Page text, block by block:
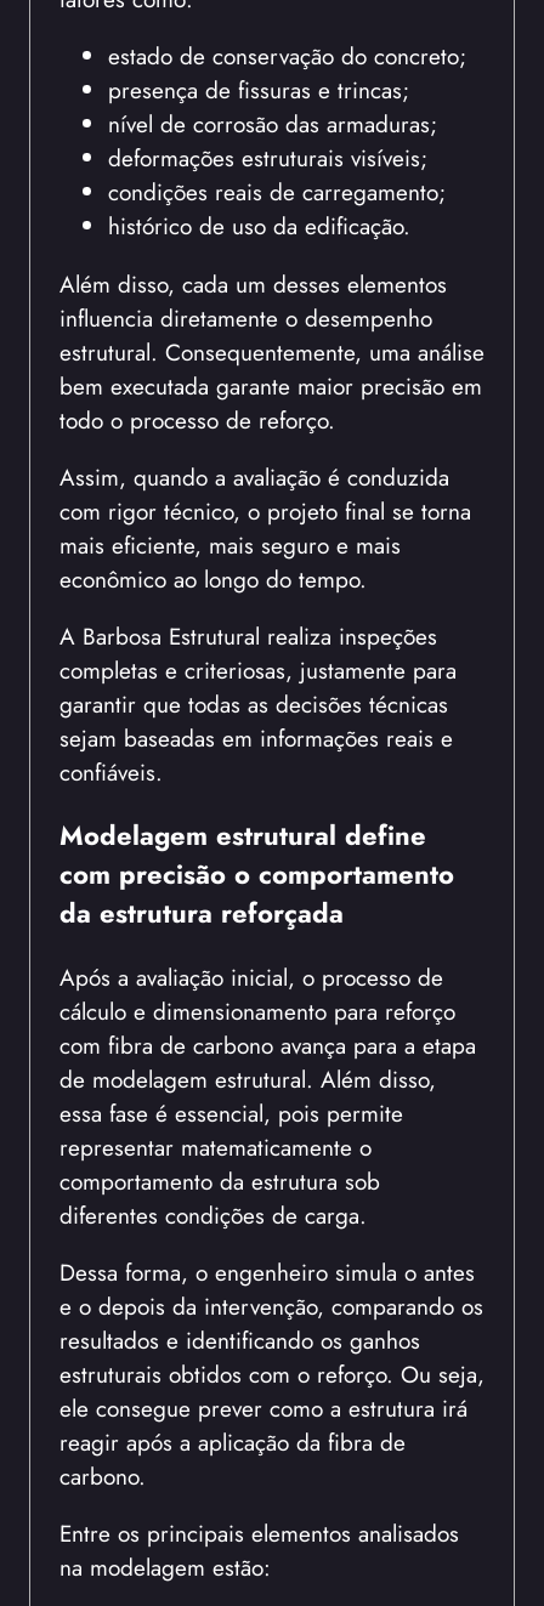
estado de conservação do concreto;
presença de fissuras e trincas;
nível de corrosão das armaduras;
deformações estruturais visíveis;
condições reais de carregamento;
histórico de uso da edificação.
Além disso, cada um desses elementos
influencia diretamente o desempenho
estrutural. Consequentemente, uma análise
bem executada garante maior precisão em
todo o processo de reforço.
Assim, quando a avaliação é conduzida
com rigor técnico, o projeto final se torna
mais eficiente, mais seguro e mais
econômico ao longo do tempo.
A Barbosa Estrutural realiza inspeções
completas e criteriosas, justamente para
garantir que todas as decisões técnicas
sejam baseadas em informações reais e
confiáveis.
Modelagem estrutural define
com precisão o comportamento
da estrutura reforçada
Após a avaliação inicial, o processo de
cálculo e dimensionamento para reforço
com fibra de carbono avança para a etapa
de modelagem estrutural. Além disso,
essa fase é essencial, pois permite
representar matematicamente o
comportamento da estrutura sob
diferentes condições de carga.
Dessa forma, o engenheiro simula o antes
e o depois da intervenção, comparando os
resultados e identificando os ganhos
estruturais obtidos com o reforço. Ou seja,
ele consegue prever como a estrutura irá
reagir após a aplicação da fibra de
carbono.
Entre os principais elementos analisados
na modelagem estão: